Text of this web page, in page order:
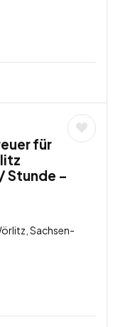
für
Stunde –
Sachsen-